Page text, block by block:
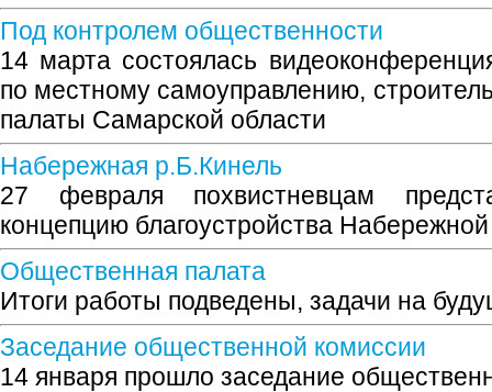
Под контролем общественности
14 марта состоялась
по местному самоуправлению,
палаты Самарской области
Набережная р.Б.Кинель
27 февраля похвистневцам
концепцию благоустройства Набережной
Общественная палата
Итоги работы подведены, задачи на
Заседание общественной комиссии
14 января прошло заседание